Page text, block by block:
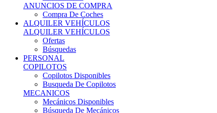
ANUNCIOS DE COMPRA
Compra De Coches
ALQUILER VEHÍCULOS
ALQUILER VEHÍCULOS
Ofertas
Búsquedas
PERSONAL
COPILOTOS
Copilotos Disponibles
Busqueda De Copilotos
MECANICOS
Mecánicos Disponibles
Búsqueda De Mecánicos